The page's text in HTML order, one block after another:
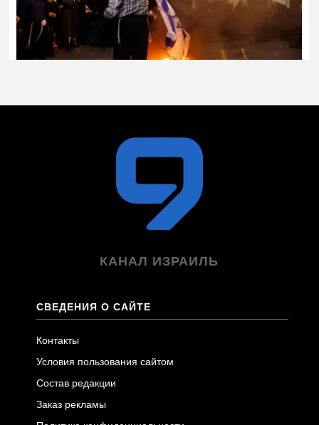
КАНАЛ ИЗРАИЛЬ
СВЕДЕНИЯ О САЙТЕ
Контакты
Условия пользования сайтом
Состав редакции
Заказ рекламы